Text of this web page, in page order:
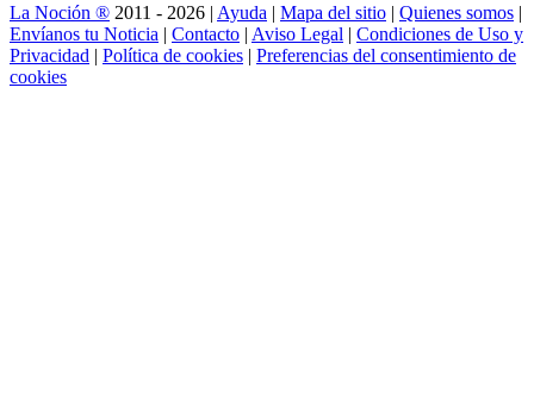
La Noción ® 2011 - 2026 | Ayuda | Mapa del sitio | Quienes somos |
Envíanos tu Noticia | Contacto | Aviso Legal | Condiciones de Uso y
Privacidad | Política de cookies | Preferencias del consentimiento de
cookies